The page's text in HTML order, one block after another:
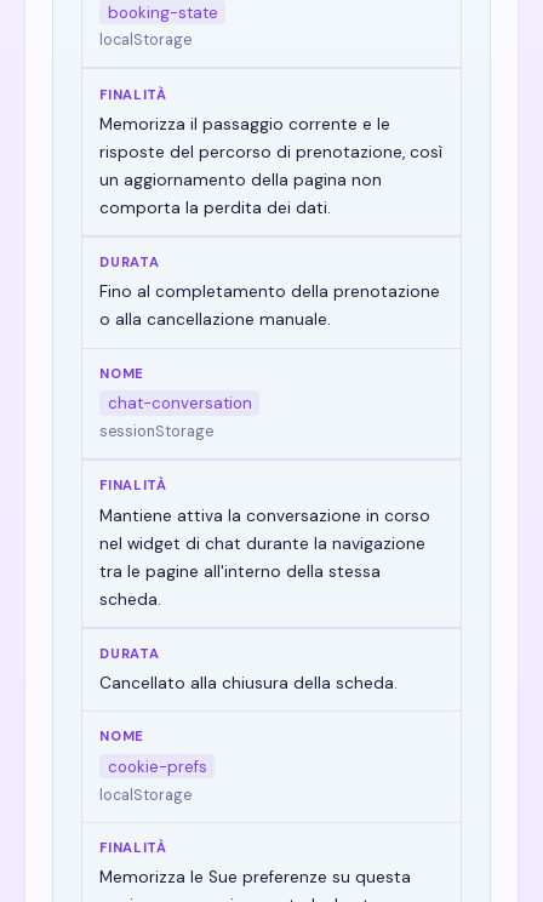
booking-state
localStorage
Memorizza il passaggio corrente e le
risposte del percorso di prenotazione, così
un aggiornamento della pagina non
comporta la perdita dei dati.
Fino al completamento della prenotazione
o alla cancellazione manuale.
chat-conversation
sessionStorage
Mantiene attiva la conversazione in corso
nel widget di chat durante la navigazione
tra le pagine all'interno della stessa
scheda.
Cancellato alla chiusura della scheda.
cookie-prefs
localStorage
Memorizza le Sue preferenze su questa